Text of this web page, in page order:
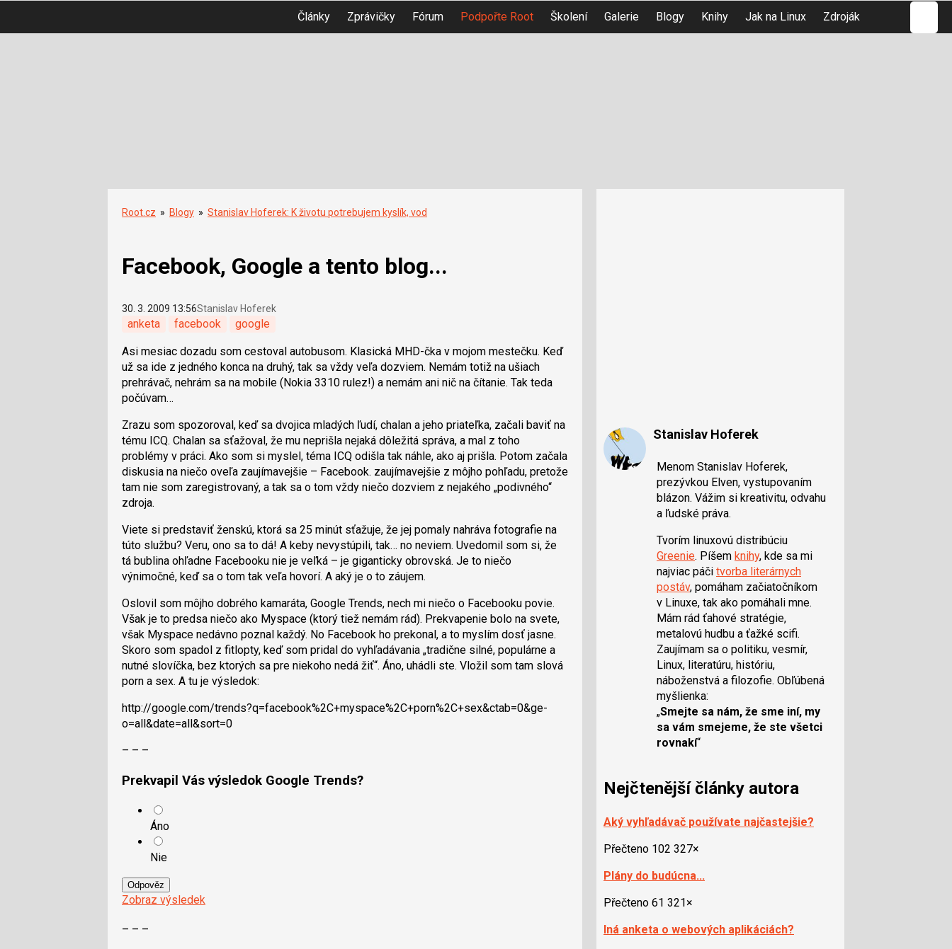
Články Zprávičky Fórum Podpořte Root Školení Galerie Blogy Knihy Jak na Linux Zdroják
Root.cz » Blogy » Stanislav Hoferek: K životu potrebujem kyslík, vod
Facebook, Google a tento blog...
30. 3. 2009 13:56Stanislav Hoferek
anketa facebook google
Asi mesiac dozadu som cestoval autobusom. Klasická MHD-čka v mojom mestečku. Keď
už sa ide z jedného konca na druhý, tak sa vždy veľa dozviem. Nemám totiž na ušiach
prehrávač, nehrám sa na mobile (Nokia 3310 rulez!) a nemám ani nič na čítanie. Tak teda
počúvam…
Zrazu som spozoroval, keď sa dvojica mladých ľudí, chalan a jeho priateľka, začali baviť na
tému ICQ. Chalan sa sťažoval, že mu neprišla nejaká dôležitá správa, a mal z toho
problémy v práci. Ako som si myslel, téma ICQ odišla tak náhle, ako aj prišla. Potom začala
diskusia na niečo oveľa zaujímavejšie – Facebook. zaujímavejšie z môjho pohľadu, pretože
tam nie som zaregistrovaný, a tak sa o tom vždy niečo dozviem z nejakého „podivného“
zdroja.
Viete si predstaviť ženskú, ktorá sa 25 minút sťažuje, že jej pomaly nahráva fotografie na
túto službu? Veru, ono sa to dá! A keby nevystúpili, tak… no neviem. Uvedomil som si, že
tá bublina ohľadne Facebooku nie je veľká – je giganticky obrovská. Je to niečo
výnimočné, keď sa o tom tak veľa hovorí. A aký je o to záujem.
Oslovil som môjho dobrého kamaráta, Google Trends, nech mi niečo o Facebooku povie.
Však je to predsa niečo ako Myspace (ktorý tiež nemám rád). Prekvapenie bolo na svete,
však Myspace nedávno poznal každý. No Facebook ho prekonal, a to myslím dosť jasne.
Skoro som spadol z fitlopty, keď som pridal do vyhľadávania „tradične silné, populárne a
nutné slovíčka, bez ktorých sa pre niekoho nedá žiť“. Áno, uhádli ste. Vložil som tam slová
porn a sex. A tu je výsledok:
http://google.com/trends?q=fa­cebook%2C+myspace%2C+porn%2C+sex&ctab=0&ge­
o=all&date=all&sort=0
– – –
Prekvapil Vás výsledok Google Trends?
Áno
Nie
Odpověz
Zobraz výsledek
– – –
Stanislav Hoferek
Menom Stanislav Hoferek,
prezývkou Elven, vystupovaním
blázon. Vážim si kreativitu, odvahu
a ľudské práva.
Tvorím linuxovú distribúciu
Greenie. Píšem knihy, kde sa mi
najviac páči tvorba literárnych
postáv, pomáham začiatočníkom
v Linuxe, tak ako pomáhali mne.
Mám rád ťahové stratégie,
metalovú hudbu a ťažké scifi.
Zaujímam sa o politiku, vesmír,
Linux, literatúru, históriu,
náboženstvá a filozofie. Obľúbená
myšlienka:
„Smejte sa nám, že sme iní, my
sa vám smejeme, že ste všetci
rovnakí“
Nejčtenější články autora
Aký vyhľadávač používate najčastejšie?
Přečteno 102 327×
Plány do budúcna...
Přečteno 61 321×
Iná anketa o webových aplikáciách?